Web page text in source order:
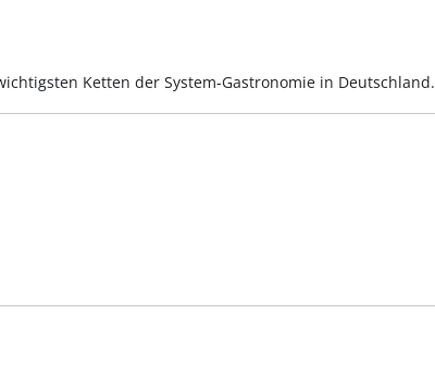
Ketten der System-Gastronomie in Deutschland.